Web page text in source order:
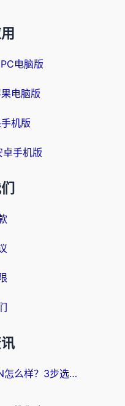
电脑版
电脑版
机版
手机版
海外党必看：Astrill VPN怎么样？3步选对回国加速器实现无缝刷剧玩游戏